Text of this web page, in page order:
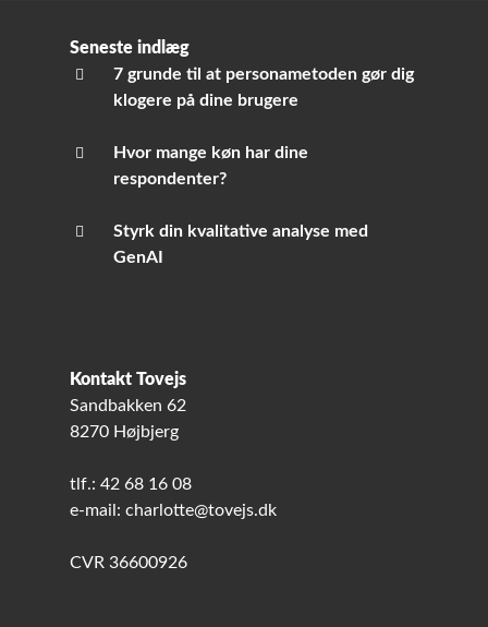
Seneste indlæg
7 grunde til at personametoden gør dig
klogere på dine brugere
Hvor mange køn har dine
respondenter?
Styrk din kvalitative analyse med
GenAI
Kontakt Tovejs
Sandbakken 62
8270 Højbjerg
tlf.: 42 68 16 08
e-mail: charlotte@tovejs.dk
CVR 36600926